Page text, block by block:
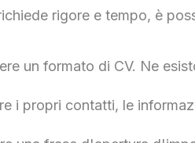
rigore e tempo, è
un formato di CV. Ne
i propri contatti, le